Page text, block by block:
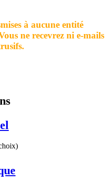
à aucune entité
ne recevrez ni e-mails